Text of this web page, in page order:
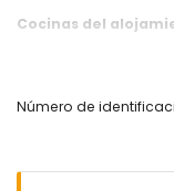
Cocinas del
hervidor
Número de